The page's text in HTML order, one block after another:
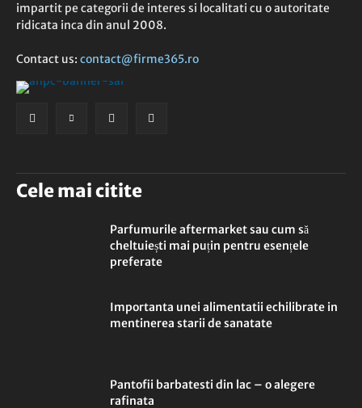
impartit pe categorii de interes si localitati cu o autoritate
ridicata inca din anul 2008.
Contact us: contact@firme365.ro
Cele mai citite
Parfumurile aftermarket sau cum să
cheltuiești mai puțin pentru esențele
preferate
Importanta unei alimentatii echilibrate in
mentinerea starii de sanatate
Pantofii barbatesti din lac – o alegere
rafinata